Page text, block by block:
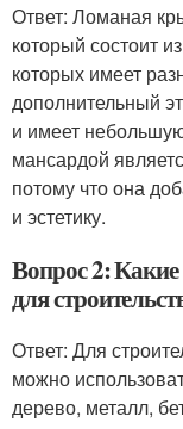
Ответ: Ломаная
который состоит
которых имеет
дополнительный
и имеет
мансардой
потому что она
и эстетику.
Вопрос 2:
для
Ответ: Для
можно
дерево, металл,